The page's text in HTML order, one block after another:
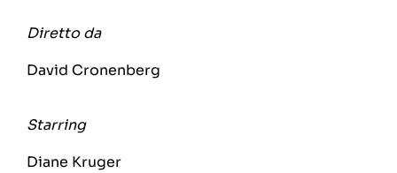
Diretto da
David Cronenberg
Starring
Diane Kruger